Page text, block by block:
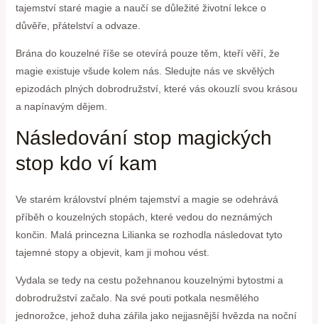
tajemství staré magie a naučí se důležité životní lekce o
důvěře, přátelství a odvaze.
Brána do kouzelné říše se otevírá pouze těm, kteří věří, že
magie existuje všude kolem nás. Sledujte nás ve skvělých
epizodách plných dobrodružství, které vás okouzlí svou krásou
a napínavým dějem.
Následování stop magických
stop kdo ví kam
Ve starém království plném tajemství a magie se odehrává
příběh o kouzelných stopách, které vedou do neznámých
končin. Malá princezna Lilianka se rozhodla následovat tyto
tajemné stopy a objevit, kam ji mohou vést.
Vydala se tedy na cestu požehnanou kouzelnými bytostmi a
dobrodružství začalo. Na své pouti potkala nesmělého
jednorožce, jehož duha zářila jako nejjasnější hvězda na noční